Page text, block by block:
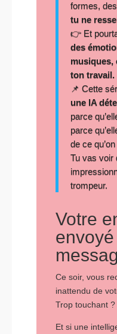
formes,
tu ne
👉 Et
des
musiques,
ton travail.
📌 Cette
une IA
parce
parce
de ce
Tu vas voir
trompeur.
Votre
Ce soir, vous
inattendu de
Trop touchant ?
Et si une